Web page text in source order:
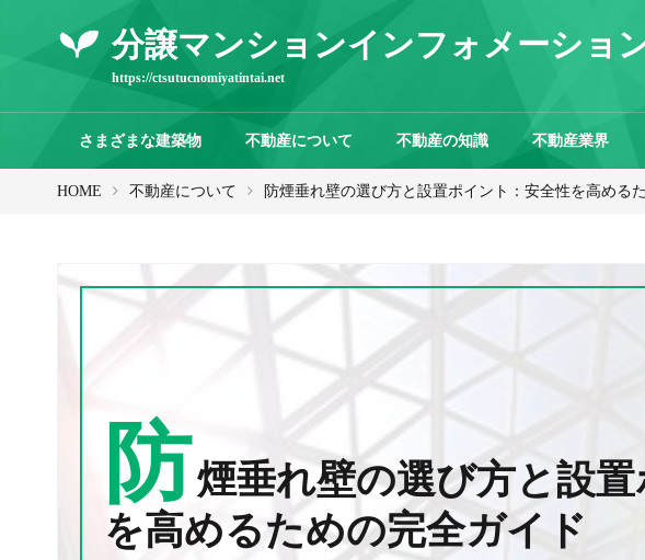
分譲マンションインフォメーショ
https://ctsutucnomiyatintai.net
さまざまな建築物 不動産について 不動産の知識 不動産業界
HOME 不動産について 防煙垂れ壁の選び方と設置ポイント：安全性を高める
防煙垂れ壁の選び方と設
を高めるための完全ガイド